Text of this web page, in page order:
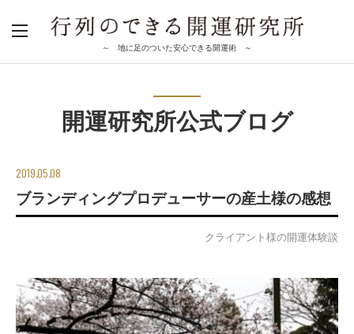
～ 地に足のついた安心できる開運術 ～
開運研究所公式ブログ
2019.05.08
ブランディングプロデューサーの産土様の感想
クライアント様の開運体験談